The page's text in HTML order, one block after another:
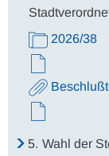
2026/38
5. Wahl der